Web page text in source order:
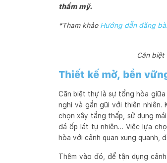
thẩm mỹ.
*Tham khảo Hướng dẫn đăng
Căn biệt
Thiết kế mở, bền
Căn biệt thự là sự tổng hòa
nghi và gần gũi với thiên nhiên.
chọn xây tầng thấp, sử dụng
đá ốp lát tự nhiên… Việc lựa
hòa với cảnh quan xung
Thêm vào đó, để tận dụng